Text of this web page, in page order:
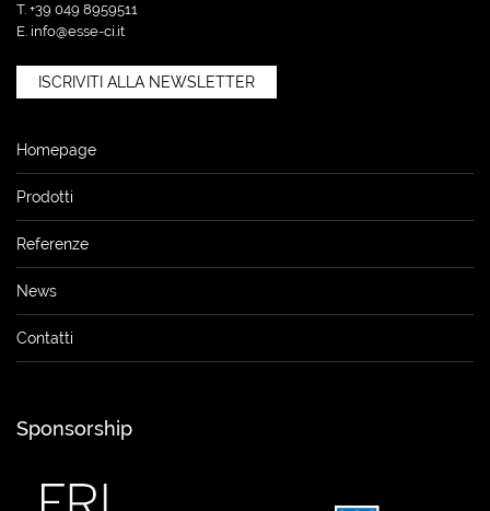
T. +39 049 8959511
E. info@esse-ci.it
ISCRIVITI ALLA NEWSLETTER
Homepage
Prodotti
Referenze
News
Contatti
Sponsorship